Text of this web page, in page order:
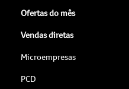
Ofertas do mês
Vendas diretas
Microempresas
PCD